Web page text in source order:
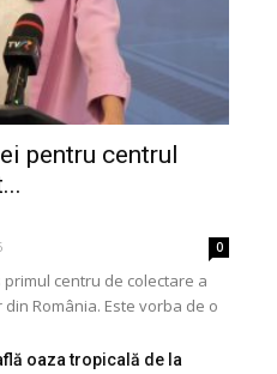
pentru centrul
0
centru de colectare a
România. Este vorba de o
oaza tropicală de la